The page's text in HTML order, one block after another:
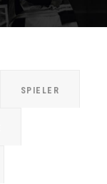
SPIELER